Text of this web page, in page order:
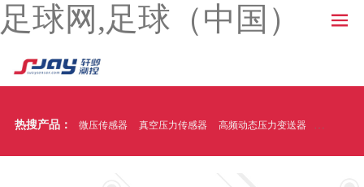
足球网,足球（中国）
热搜产品： 微压传感器 真空压力传感器 高频动态压力变送器 温压一体